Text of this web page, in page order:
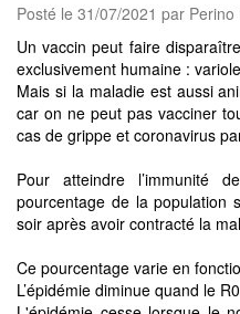
Posté le 31/07/2021 par Perino
Un vaccin peut faire
exclusivement humaine :
Mais si la maladie est aussi
car on ne peut pas vacciner
cas de grippe et coronavirus
Pour atteindre l’immunité
pourcentage de la population
soir après avoir contracté la
Ce pourcentage varie en
L’épidémie diminue quand le